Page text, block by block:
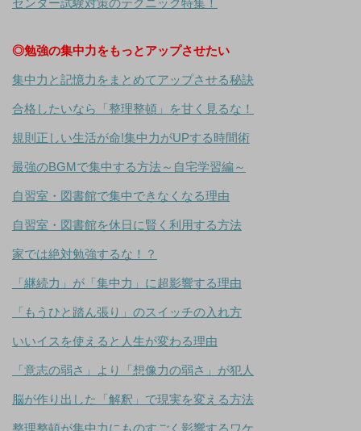
センター試験対策のテクニック特集！
◎勉強の集中力をもっとアップさせたい
集中力と記憶力をまとめてアップさせる秘訣
合格したいなら「整理整頓」を甘く見るな！
規則正しい生活が命!集中力がUPする時間術
最強のBGMで集中する方法～自宅学習編～
自習室・図書館で集中できなくなる理由
自習室・図書館を休日に賢く利用する方法
家では絶対勉強するな！？
「継続力」が「集中力」に超影響する理由
「もうひと踏ん張り」のスイッチの入れ方
いいイスを使えると人生が変わる理由
「意志の弱さ」より「想像力の弱さ」が犯人
脳が作り出した「解釈」で現実を変える方法
整理整頓が集中力にものすごく影響するワケ